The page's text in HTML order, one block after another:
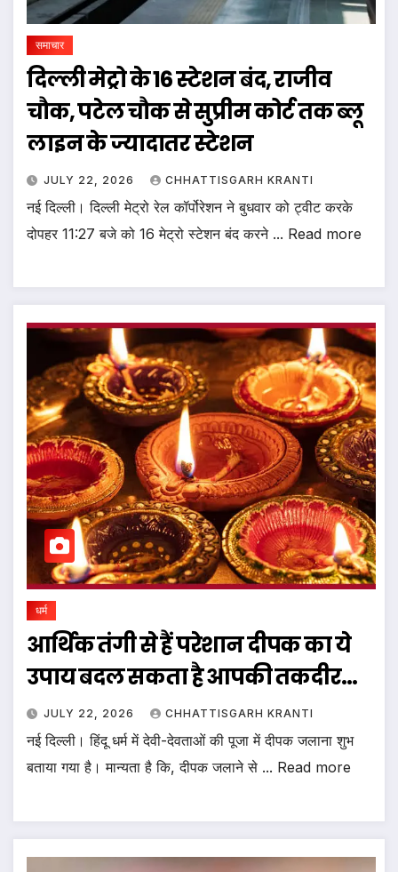
समाचार
दिल्ली मेट्रो के 16 स्टेशन बंद, राजीव
चौक, पटेल चौक से सुप्रीम कोर्ट तक ब्लू
लाइन के ज्यादातर स्टेशन
JULY 22, 2026 CHHATTISGARH KRANTI
नई दिल्ली। दिल्ली मेट्रो रेल कॉर्पोरेशन ने बुधवार को ट्वीट करके
दोपहर 11:27 बजे को 16 मेट्रो स्टेशन बंद करने ... Read more
धर्म
आर्थिक तंगी से हैं परेशान दीपक का ये
उपाय बदल सकता है आपकी तकदीर…
JULY 22, 2026 CHHATTISGARH KRANTI
नई दिल्ली। हिंदू धर्म में देवी-देवताओं की पूजा में दीपक जलाना शुभ
बताया गया है। मान्यता है कि, दीपक जलाने से ... Read more